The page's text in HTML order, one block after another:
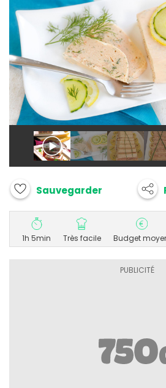
Sauvegarder
1h 5min Très facile Budget